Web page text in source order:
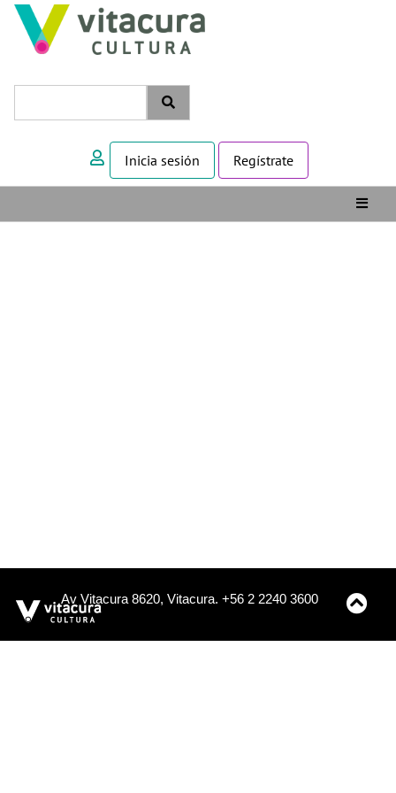
Inicia sesión Regístrate
Av Vitacura 8620, Vitacura. +56 2 2240 3600